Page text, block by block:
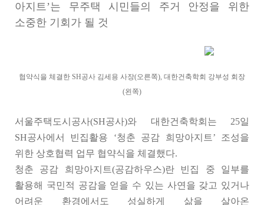
아지트’는 무주택 시민들의 주거 안정을 위한
소중한 기회가 될 것
협약식을 체결한 SH공사 김세용 사장(오른쪽), 대한건축학회 강부성 회장
(왼쪽)
서울주택도시공사(SH공사)와 대한건축학회는 25일
SH공사에서 빈집활용 ‘청춘 공감 희망아지트’ 조성을
위한 상호협력 업무 협약식을 체결했다.
청춘 공감 희망아지트(공감하우스)란 빈집 중 일부를
활용해 국민적 공감을 얻을 수 있는 사연을 갖고 있거나
어려운 환경에서도 성실하게 삶을 살아온